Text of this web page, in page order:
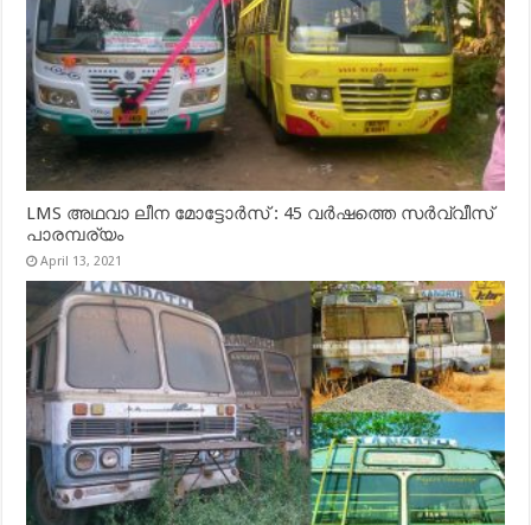
LMS അഥവാ ലീന മോട്ടോർസ് : 45 വർഷത്തെ സർവ്വീസ്
പാരമ്പര്യം
April 13, 2021